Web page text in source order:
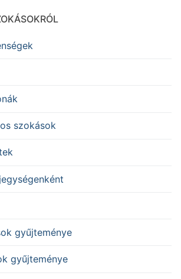
szokások
gyűjteménye
gyűjteménye